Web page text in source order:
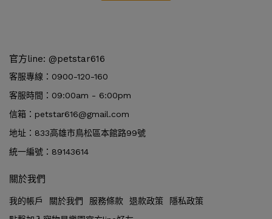
官方line: @petstar616
客服專線：0900-120-160
客服時間：09:00am - 6:00pm
信箱：petstar616@gmail.com
地址：833高雄市鳥松區本館路99號
統一編號：89143614
關於我們
我的帳戶 關於我們 服務條款 退款政策
隱私政策